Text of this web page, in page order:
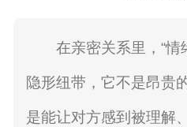
在亲密关系里，“情
隐形纽带，它不是昂贵
是能让对方感到被理解